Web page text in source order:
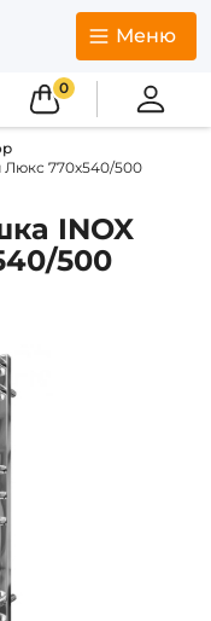
Меню
0
770х540/500
INOX
500